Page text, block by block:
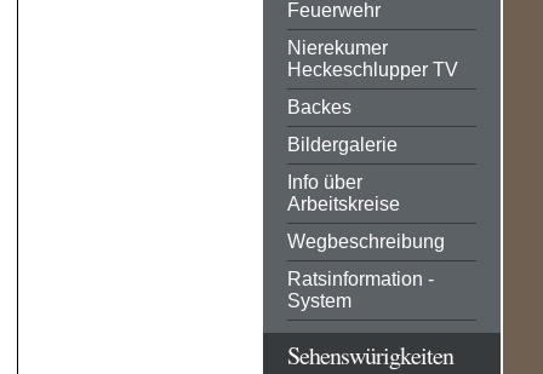
Feuerwehr
Nierekumer
Heckeschlupper TV
Backes
Bildergalerie
Info über
Arbeitskreise
Wegbeschreibung
Ratsinformation -
System
Sehenswürigkeiten